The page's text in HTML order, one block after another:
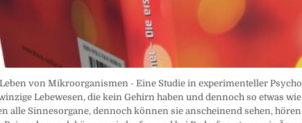
von Mikroorganismen - Eine Studie in experimenteller
Lebewesen, die kein Gehirn haben und dennoch so etwas
alle Sinnesorgane, dennoch können sie anscheinend sehen,